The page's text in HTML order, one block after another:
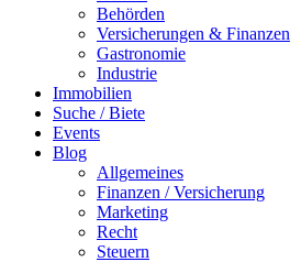
Behörden
Versicherungen & Finanzen
Gastronomie
Industrie
Immobilien
Suche / Biete
Events
Blog
Allgemeines
Finanzen / Versicherung
Marketing
Recht
Steuern